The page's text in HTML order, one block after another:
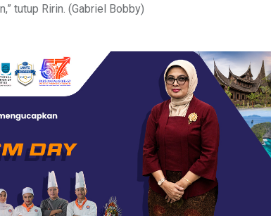
tutup Ririn. (Gabriel Bobby)